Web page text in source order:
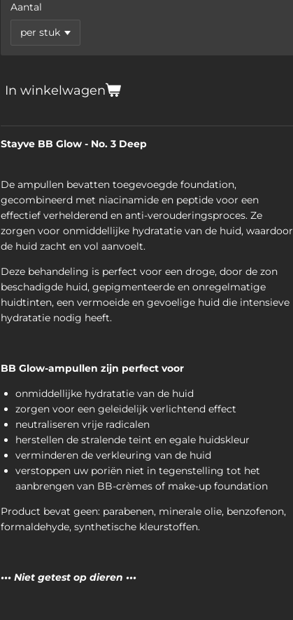
Aantal
In winkelwagen
Stayve BB Glow - No. 3 Deep
De ampullen bevatten toegevoegde foundation,
gecombineerd met niacinamide en peptide voor een
effectief verhelderend en anti-verouderingsproces. Ze
zorgen voor onmiddellijke hydratatie van de huid, waardoor
de huid zacht en vol aanvoelt.
Deze behandeling is perfect voor een droge, door de zon
beschadigde huid, gepigmenteerde en onregelmatige
huidtinten, een vermoeide en gevoelige huid die intensieve
hydratatie nodig heeft.
BB Glow-ampullen zijn perfect voor
onmiddellijke hydratatie van de huid
zorgen voor een geleidelijk verlichtend effect
neutraliseren vrije radicalen
herstellen de stralende teint en egale huidskleur
verminderen de verkleuring van de huid
verstoppen uw poriën niet in tegenstelling tot het
aanbrengen van BB-crèmes of make-up foundation
Product bevat geen: parabenen, minerale olie, benzofenon,
formaldehyde, synthetische kleurstoffen.
••• Niet getest op dieren •••